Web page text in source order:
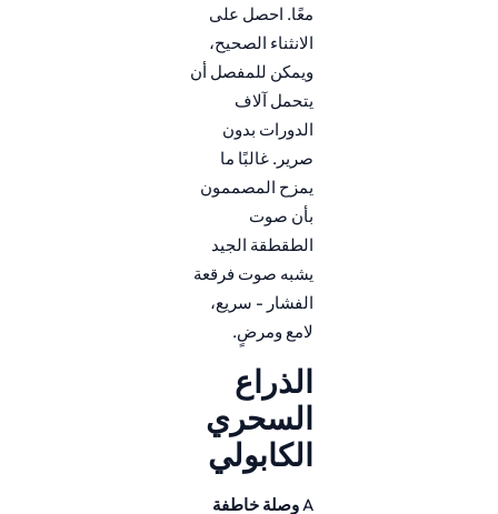
معًا. احصل على
الانثناء الصحيح،
ويمكن للمفصل أن
يتحمل آلاف
الدورات بدون
صرير. غالبًا ما
يمزح المصممون
بأن صوت
الطقطقة الجيد
يشبه صوت فرقعة
الفشار - سريع،
لامع ومرضٍ.
الذراع
السحري
الكابولي
A وصلة خاطفة